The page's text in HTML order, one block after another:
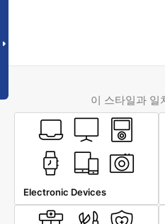
이 스타일과 일
Electronic Devices